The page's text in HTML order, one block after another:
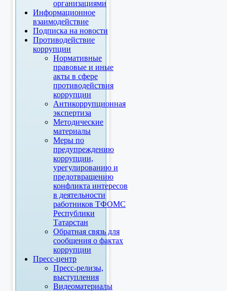
организациями
Информационное
взаимодействие
Подписка на новости
Противодействие
коррупции
Нормативные
правовые и иные
акты в сфере
противодействия
коррупции
Антикоррупционная
экспертиза
Методические
материалы
Меры по
предупреждению
коррупции,
урегулированию и
предотвращению
конфликта интересов
в деятельности
работников ТФОМС
Республики
Татарстан
Обратная связь для
сообщения о фактах
коррупции
Пресс-центр
Пресс-релизы,
выступления
Видеоматериалы